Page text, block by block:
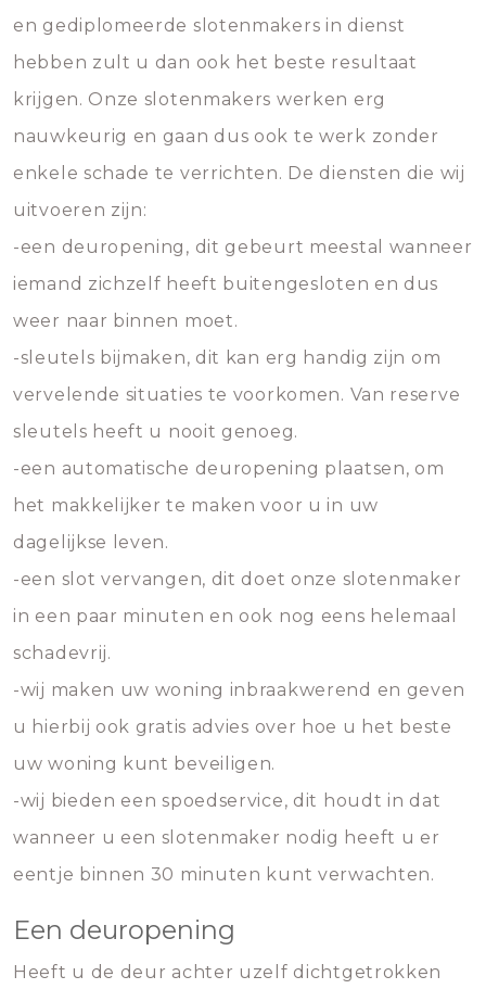
en gediplomeerde slotenmakers in dienst
hebben zult u dan ook het beste resultaat
krijgen. Onze slotenmakers werken erg
nauwkeurig en gaan dus ook te werk zonder
enkele schade te verrichten. De diensten die wij
uitvoeren zijn:
-een deuropening, dit gebeurt meestal wanneer
iemand zichzelf heeft buitengesloten en dus
weer naar binnen moet.
-sleutels bijmaken, dit kan erg handig zijn om
vervelende situaties te voorkomen. Van reserve
sleutels heeft u nooit genoeg.
-een automatische deuropening plaatsen, om
het makkelijker te maken voor u in uw
dagelijkse leven.
-een slot vervangen, dit doet onze slotenmaker
in een paar minuten en ook nog eens helemaal
schadevrij.
-wij maken uw woning inbraakwerend en geven
u hierbij ook gratis advies over hoe u het beste
uw woning kunt beveiligen.
-wij bieden een spoedservice, dit houdt in dat
wanneer u een slotenmaker nodig heeft u er
eentje binnen 30 minuten kunt verwachten.
Een deuropening
Heeft u de deur achter uzelf dichtgetrokken